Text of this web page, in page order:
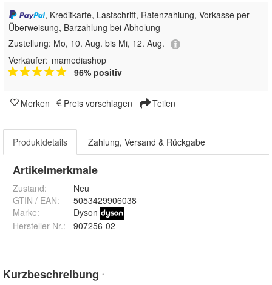
, Kreditkarte, Lastschrift, Ratenzahlung, Vorkasse per
Überweisung, Barzahlung bei Abholung
Zustellung: Mo, 10. Aug. bis Mi, 12. Aug.
Verkäufer: mamediashop
96% positiv
Merken Preis vorschlagen Teilen
Produktdetails Zahlung, Versand & Rückgabe
Artikelmerkmale
Zustand:
Neu
GTIN / EAN:
5053429906038
Marke:
Dyson
Hersteller Nr.:
907256-02
Kurzbeschreibung *